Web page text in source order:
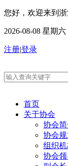
您好，欢迎来到
2026-08-08 星期六
注册|登录
首页
关于协会
协会
协会
组织
协会